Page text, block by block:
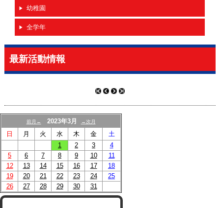
幼稚園
全学年
最新活動情報
前月← 2023年3月 →次月
日 月 火 水 木 金
土
1
2 3
4
5
6 7 8 9 10
11
12
13 14 15 16 17
18
19
20 21 22 23 24
25
26
27 28 29 30 31